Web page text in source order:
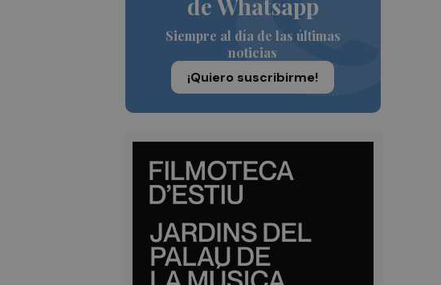
de Whatsapp
Siempre al día de las últimas
noticias
¡Quiero suscribirme!